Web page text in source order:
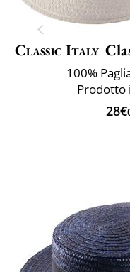
Classic Italy
100%
Prodotto
28€